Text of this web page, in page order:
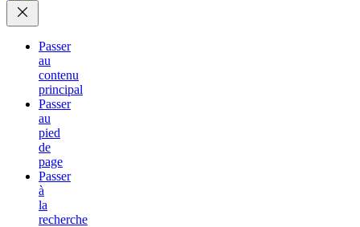
Passer
au
contenu
principal
Passer
au
pied
de
page
Passer
à
la
recherche